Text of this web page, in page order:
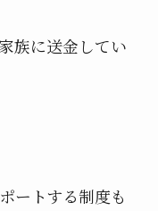
族に送金してい
ートする制度も